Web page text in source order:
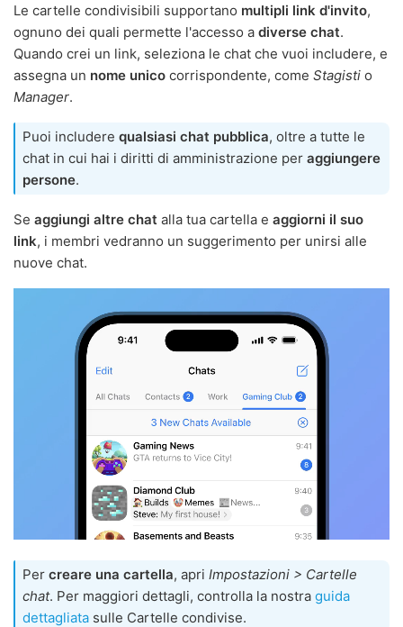
Le cartelle condivisibili supportano multipli link d'invito,
ognuno dei quali permette l'accesso a diverse chat.
Quando crei un link, seleziona le chat che vuoi includere, e
assegna un nome unico corrispondente, come Stagisti o
Manager.
Puoi includere qualsiasi chat pubblica, oltre a tutte le
chat in cui hai i diritti di amministrazione per aggiungere
persone.
Se aggiungi altre chat alla tua cartella e aggiorni il suo
link, i membri vedranno un suggerimento per unirsi alle
nuove chat.
Per creare una cartella, apri Impostazioni > Cartelle
chat. Per maggiori dettagli, controlla la nostra guida
dettagliata sulle Cartelle condivise.